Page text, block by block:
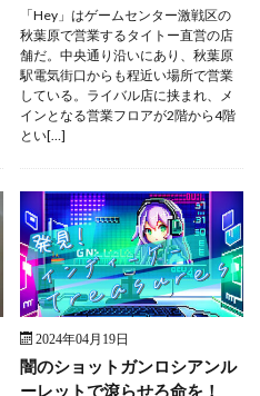
「Hey」はゲームセンター激戦区の
秋葉原で営業するタイトー直営の店
舗だ。中央通り沿いにあり、秋葉原
駅電気街口からも程近い場所で営業
している。ライバル店に挟まれ、メ
インとなる営業フロアが2階から4階
とい[…]
2024年04月19日
闇のショットガンロシアンル
ーレットで滾らせろ命を！